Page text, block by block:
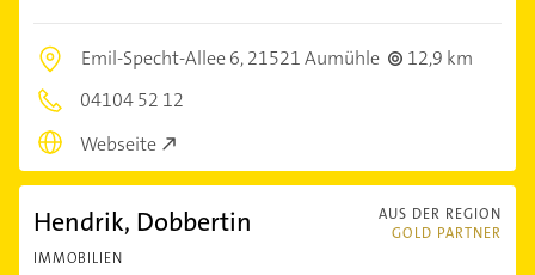
Emil-Specht-Allee 6,21521 Aumühle
12,9 km
04104 52 12
Webseite
AUS DER REGION
GOLD PARTNER
Hendrik, Dobbertin
IMMOBILIEN